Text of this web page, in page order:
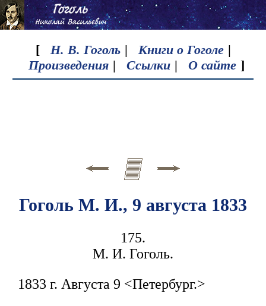
[ Н. В. Гоголь | Книги о Гоголе |
Произведения | Ссылки | О сайте ]
Гоголь М. И., 9 августа 1833
175.
М. И. Гоголь.
1833 г. Августа 9 <Петербург.>